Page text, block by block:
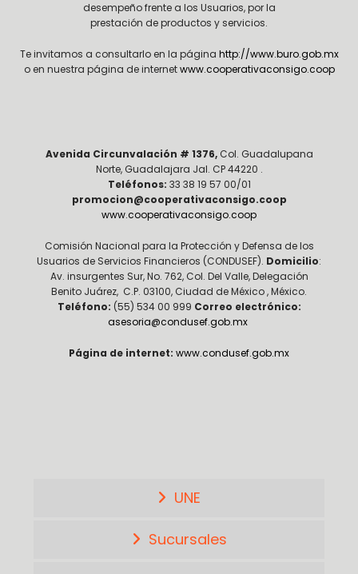
desempeño frente a los Usuarios, por la
prestación de productos y servicios.
Te invitamos a consultarlo en la página http://www.buro.gob.mx
o en nuestra página de internetwww.cooperativaconsigo.coop
Avenida Circunvalación # 1376, Col. Guadalupana
Norte, Guadalajara Jal. CP 44220 .
Teléfonos: 33 38 19 57 00/01
promocion@cooperativaconsigo.coop
www.cooperativaconsigo.coop
Comisión Nacional para la Protección y Defensa de los
Usuarios de Servicios Financieros (CONDUSEF). Domicilio:
Av. insurgentes Sur, No. 762, Col. Del Valle, Delegación
Benito Juárez, C.P. 03100, Ciudad de México , México.
Teléfono: (55) 534 00 999 Correo electrónico:
asesoria@condusef.gob.mx
Página de internet: www.condusef.gob.mx
UNE
Sucursales